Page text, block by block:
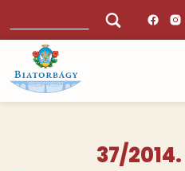
tartalomra
37/